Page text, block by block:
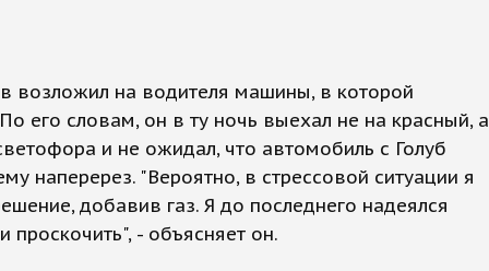
возложил на водителя машины, в которой
его словам, он в ту ночь выехал не на красный, а
и не ожидал, что автомобиль с Голуб
наперерез. "Вероятно, в стрессовой ситуации я
добавив газ. Я до последнего надеялся
проскочить", - объясняет он.